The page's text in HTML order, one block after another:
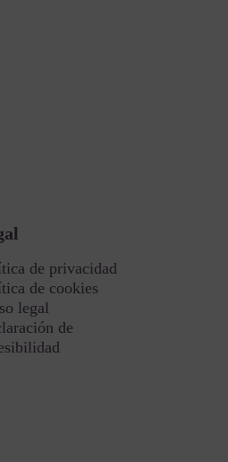
de privacidad
de cookies
legal
de